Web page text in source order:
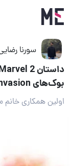
سورنا
بوک‌های Secret Invasion خواهد بود